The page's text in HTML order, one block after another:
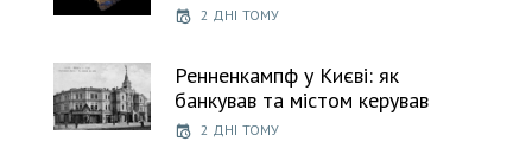
2 ДНІ ТОМУ
Ренненкампф у Києві: як
банкував та містом керував
2 ДНІ ТОМУ